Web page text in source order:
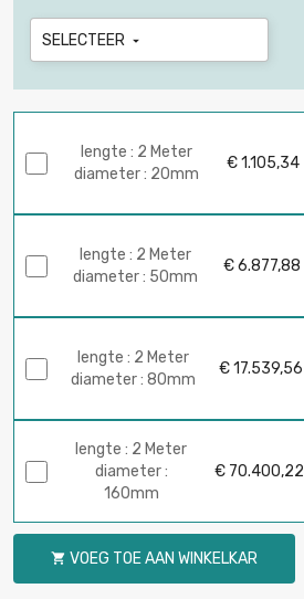
SELECTEER 
lengte : 2 Meter
diameter : 20mm
€ 1.105,34
lengte : 2 Meter
diameter : 50mm
€ 6.877,88
lengte : 2 Meter
diameter : 80mm
€ 17.539,56
lengte : 2 Meter
diameter :
160mm
€ 70.400,22
 VOEG TOE AAN WINKELKAR